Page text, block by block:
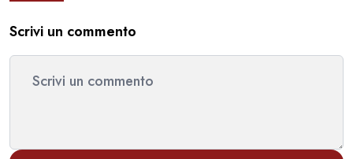
Scrivi un commento